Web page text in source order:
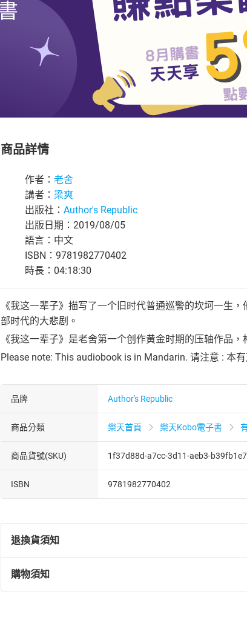
商品詳情
作者： 老舍
講者： 梁爽
出版社： Author's Republic
出版日期：2019/08/05
語言：中文
ISBN：9781982770402
時長：04:18:30
《我这一辈子》描写了一个旧时代普通巡警的坎坷一生
部时代的大悲剧。
《我这一辈子》是老舍第一个创作黄金时期的压轴作品
Please note: This audiobook is in Mandarin. 请注意 : 本
品牌 Author's Republic
商品分類 樂天首頁 樂天Kobo電子書
商品貨號(SKU) 1f37d88d-a7cc-3d11-aeb3-
ISBN 9781982770402
退換貨須知
退換貨規定：
(一)依消費者保護法第19條第1項後段暨通訊交易
購物須知